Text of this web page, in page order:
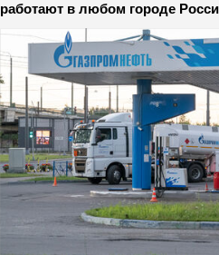
работают в любом городе